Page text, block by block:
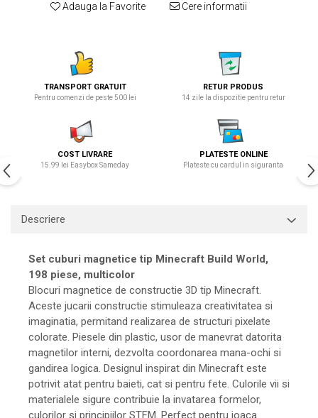
Adauga la Favorite Cere informatii
TRANSPORT GRATUIT
Pentru comenzi de peste 500 lei
RETUR PRODUS
14 zile la dispozitie pentru retur
COST LIVRARE
15.99 lei Easybox Sameday
PLATESTE ONLINE
Plateste cu cardul in siguranta
Descriere
Set cuburi magnetice tip Minecraft Build World,
198 piese, multicolor
Blocuri magnetice de constructie 3D tip Minecraft.
Aceste jucarii constructie stimuleaza creativitatea si
imaginatia, permitand realizarea de structuri pixelate
colorate. Piesele din plastic, usor de manevrat datorita
magnetilor interni, dezvolta coordonarea mana-ochi si
gandirea logica. Designul inspirat din Minecraft este
potrivit atat pentru baieti, cat si pentru fete. Culorile vii si
materialele sigure contribuie la invatarea formelor,
culorilor si principiilor STEM. Perfect pentru joaca